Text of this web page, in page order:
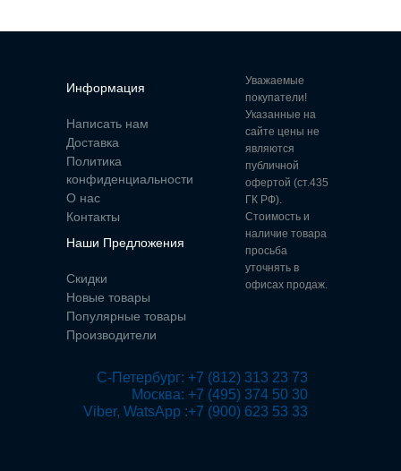
Информация
Написать нам
Доставка
Политика
конфиденциальности
О нас
Контакты
Наши Предложения
Скидки
Новые товары
Популярные товары
Производители
Москва: +7 (495) 374 50 30
Viber, WatsApp :+7 (900) 623 53 33
Уважаемые
покупатели!
Указанные на
сайте цены не
являются
публичной
офертой (ст.435
ГК РФ).
Стоимость и
наличие товара
просьба
уточнять в
офисах продаж.